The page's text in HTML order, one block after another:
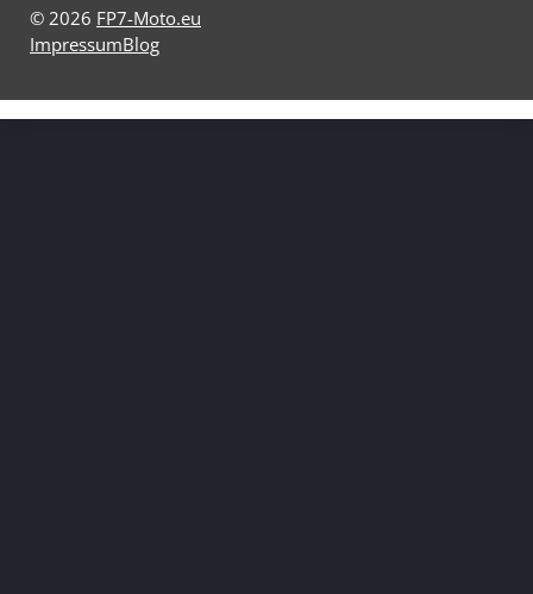
© 2026 FP7-Moto.eu
ImpressumBlog